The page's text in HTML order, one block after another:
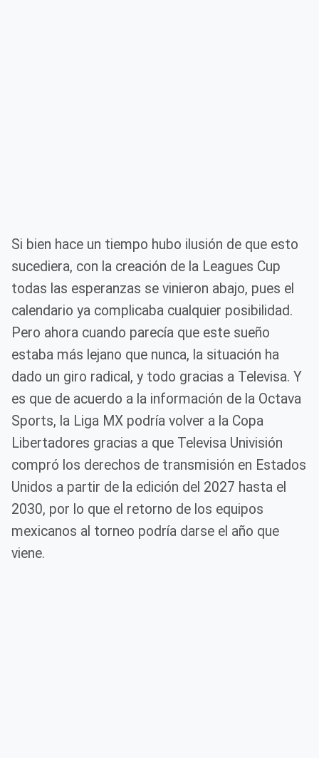
Si bien hace un tiempo hubo ilusión de que esto
sucediera, con la creación de la Leagues Cup
todas las esperanzas se vinieron abajo, pues el
calendario ya complicaba cualquier posibilidad.
Pero ahora cuando parecía que este sueño
estaba más lejano que nunca, la situación ha
dado un giro radical, y todo gracias a Televisa. Y
es que de acuerdo a la información de la Octava
Sports, la Liga MX podría volver a la Copa
Libertadores gracias a que Televisa Univisión
compró los derechos de transmisión en Estados
Unidos a partir de la edición del 2027 hasta el
2030, por lo que el retorno de los equipos
mexicanos al torneo podría darse el año que
viene.